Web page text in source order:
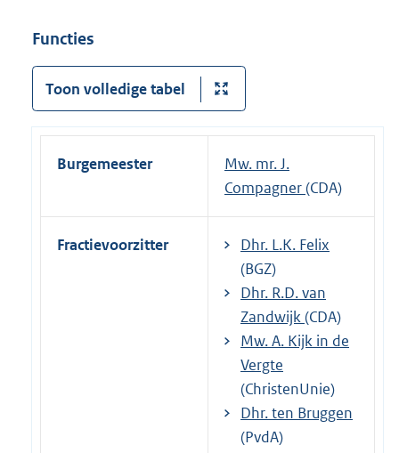
Functies
Toon volledige tabel
Burgemeester
Mw. mr. J.
Compagner(CDA)
Fractievoorzitter
Dhr. L.K. Felix
(BGZ)
Dhr. R.D. van
Zandwijk(CDA)
Mw. A. Kijk in de
Vergte
(ChristenUnie)
Dhr. ten Bruggen
(PvdA)